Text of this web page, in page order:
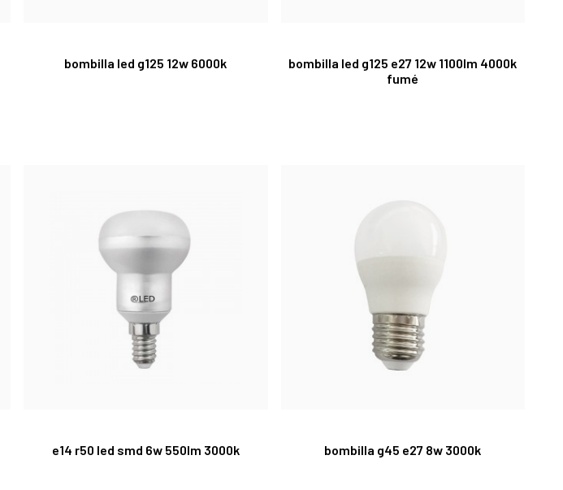
bombilla led g125 12w 6000k
bombilla led g125 e27 12w 1100lm 4000k
fumé
e14 r50 led smd 6w 550lm 3000k bombilla g45 e27 8w 3000k